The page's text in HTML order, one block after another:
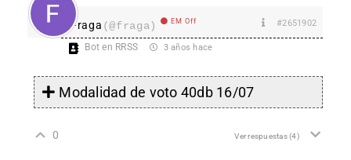
Fraga (@fraga) EM Off #2651902
Bot en RRSS 3 años hace
Modalidad de voto 40db 16/07
0 Ver respuestas(4)